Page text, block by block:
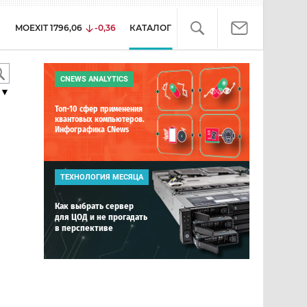
MOEXIT 1796,06 -0,36 КАТАЛОГ
CNEWS ANALYTICS
Топ-10 сфер применения
квантовых компьютеров.
Инфографика CNews
ТЕХНОЛОГИЯ МЕСЯЦА
Как выбрать сервер
для ЦОД и не прогадать
в перспективе